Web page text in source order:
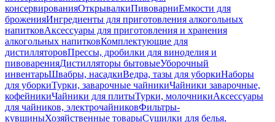
консервированияОткрывалкиПивоварниЕмкости для
броженияИнгредиенты для приготовления алкогольных
напитковАксессуары для приготовления и хранения
алкогольных напитковКомплектующие для
дистилляторовПрессы, дробилки для виноделия и
пивоваренияДистилляторы бытовыеУборочный
инвентарьШвабры, насадкиВедра, тазы для уборкиНаборы
для уборкиТурки, заварочные чайникиЧайники заварочные,
кофейникиЧайники для плитыТурки, молочникиАксессуары
для чайников, электрочайниковФильтры-
кувшиныХозяйственные товарыСушилки для белья,